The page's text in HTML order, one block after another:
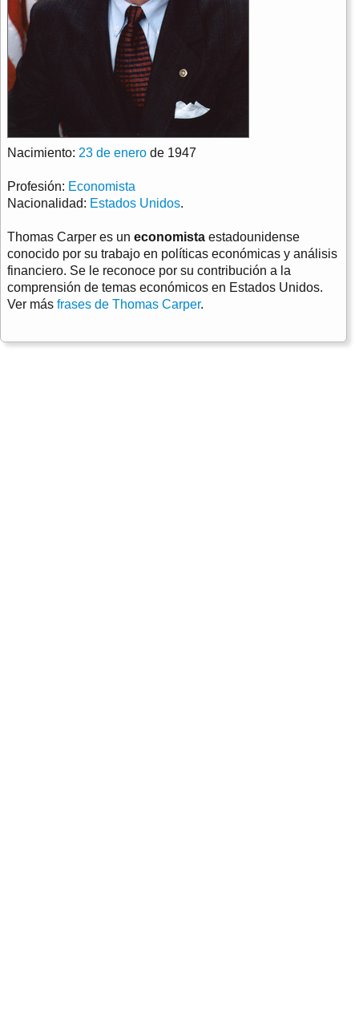
Nacimiento: 23 de enero de 1947
Profesión: Economista
Nacionalidad: Estados Unidos.
Thomas Carper es un economista estadounidense
conocido por su trabajo en políticas económicas y análisis
financiero. Se le reconoce por su contribución a la
comprensión de temas económicos en Estados Unidos.
Ver más frases de Thomas Carper.